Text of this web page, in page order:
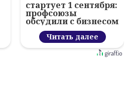
стартует 1 сентября:
профсоюзы
обсудили с бизнесом
новый цифровой
проектЧитать далее